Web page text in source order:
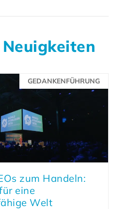
GEDANKENFÜHRUNG
zum Handeln:
eine
Welt